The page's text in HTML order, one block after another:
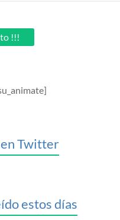
!!!
Twitter
estos días